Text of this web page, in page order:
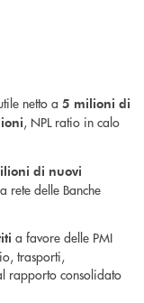
netto a 5 milioni di
, NPL ratio in calo
di nuovi
rete delle Banche
a favore delle PMI
trasporti,
rapporto consolidato